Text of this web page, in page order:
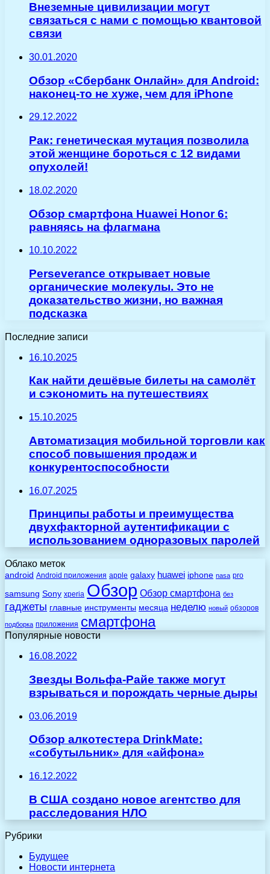
Внеземные цивилизации могут
связаться с нами с помощью квантовой
связи
30.01.2020
Обзор «Сбербанк Онлайн» для Android:
наконец-то не хуже, чем для iPhone
29.12.2022
Рак: генетическая мутация позволила
этой женщине бороться с 12 видами
опухолей!
18.02.2020
Обзор смартфона Huawei Honor 6:
равняясь на флагмана
10.10.2022
Perseverance открывает новые
органические молекулы. Это не
доказательство жизни, но важная
подсказка
Последние записи
16.10.2025
Как найти дешёвые билеты на самолёт
и сэкономить на путешествиях
15.10.2025
Автоматизация мобильной торговли как
способ повышения продаж и
конкурентоспособности
16.07.2025
Принципы работы и преимущества
двухфакторной аутентификации с
использованием одноразовых паролей
Облако меток
android Android приложения apple galaxy huawei iphone nasa pro
samsung Sony xperia Обзор Обзор смартфона без
гаджеты главные инструменты месяца неделю новый обзоров
подборка приложения смартфона
Популярные новости
16.08.2022
Звезды Вольфа-Райе также могут
взрываться и порождать черные дыры
03.06.2019
Обзор алкотестера DrinkMate:
«cобутыльник» для «айфона»
16.12.2022
В США создано новое агентство для
расследования НЛО
Рубрики
Будущее
Новости интернета